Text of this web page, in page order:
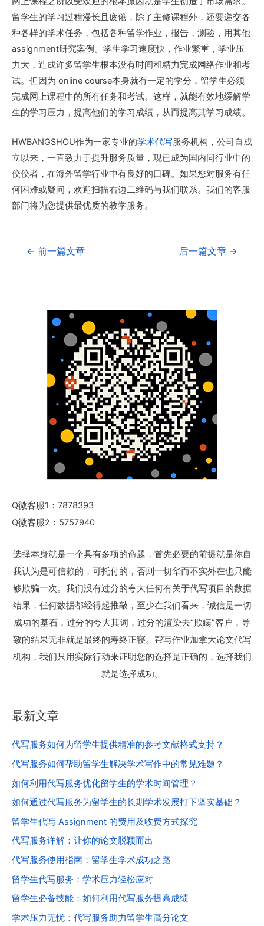
留学生的学习过程漫长且疲倦，除了主修课程外，还要递交各
种各样的学术任务，包括各种留学作业，报告，测验，用其他
assignment研究案例。学生学习速度快，作业繁重，学业压
力大，造成许多留学生根本没有时间和精力完成网络作业和考
试。但因为 online course本身就有一定的学分，留学生必须
完成网上课程中的所有任务和考试。这样，就能有效地缓解学
生的学习压力，提高他们的学习成绩，从而提高其学习成绩。
HWBANGSHOU作为一家专业的学术代写服务机构，公司自成
立以来，一直致力于提升服务质量，现已成为国内同行业中的
佼佼者，在海外留学行业中有良好的口碑。如果您对服务有任
何困难或疑问，欢迎扫描右边二维码与我们联系。我们的客服
部门将为您提供最优质的教学服务。
← 前一篇文章 后一篇文章 →
Q微客服1：7878393
Q微客服2：5757940
选择本身就是一个具有多项的命题，首先必要的前提就是你自
我认为是可信赖的，可托付的，否则一切华而不实外在也只能
够欺骗一次。我们没有过分的夸大任何有关于代写项目的数据
结果，任何数据都经得起推敲，至少在我们看来，诚信是一切
成功的基石，过分的夸大其词，过分的渲染去“欺瞒”客户，导
致的结果无非就是最终的寿终正寝。帮写作业加拿大论文代写
机构，我们只用实际行动来证明您的选择是正确的，选择我们
就是选择成功。
最新文章
代写服务如何为留学生提供精准的参考文献格式支持？
代写服务如何帮助留学生解决学术写作中的常见难题？
如何利用代写服务优化留学生的学术时间管理？
如何通过代写服务为留学生的长期学术发展打下坚实基础？
留学生代写 Assignment 的费用及收费方式探究
代写服务详解：让你的论文脱颖而出
代写服务使用指南：留学生学术成功之路
留学生代写服务：学术压力轻松应对
留学生必备技能：如何利用代写服务提高成绩
学术压力无忧：代写服务助力留学生高分论文